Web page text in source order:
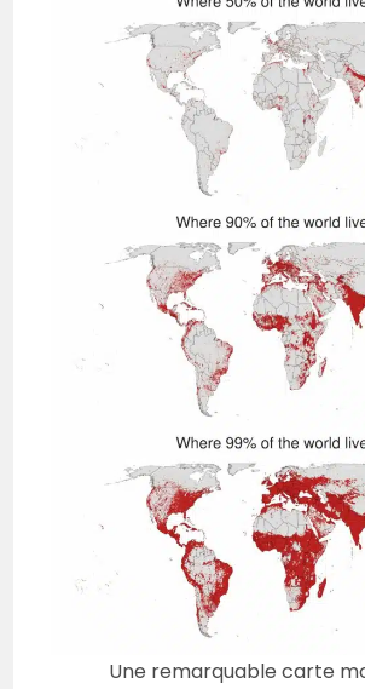
Une remarquable carte